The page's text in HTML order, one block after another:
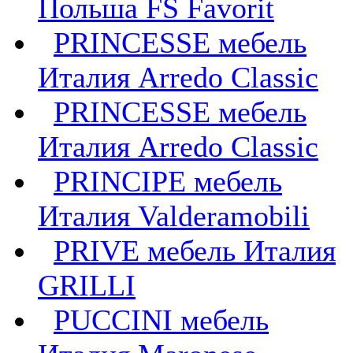
Польша FS Favorit
PRINCESSE мебель
Италия Arredo Classic
PRINCESSE мебель
Италия Arredo Classic
PRINCIPE мебель
Италия Valderamobili
PRIVE мебель Италия
GRILLI
PUCCINI мебель